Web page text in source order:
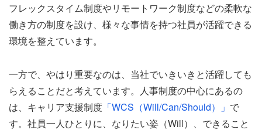
フレックスタイム制度やリモートワーク制度などの柔軟な
働き方の制度を設け、様々な事情を持つ社員が活躍できる
環境を整えています。
一方で、やはり重要なのは、当社でいきいきと活躍しても
らえることだと考えています。人事制度の中心にあるの
は、キャリア支援制度 「WCS（Will/Can/Should）」 で
す。社員一人ひとりに、なりたい姿（Will）、できること